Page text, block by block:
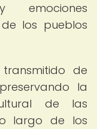
emociones
los pueblos
de
la
de las
largo de los